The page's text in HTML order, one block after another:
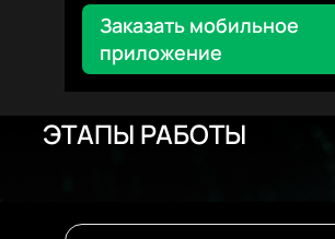
Заказать мобильное
приложение
ЭТАПЫ РАБОТЫ